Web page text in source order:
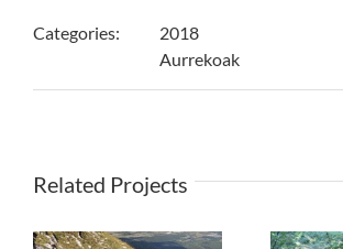
Categories:
2018
Aurrekoak
Related Projects